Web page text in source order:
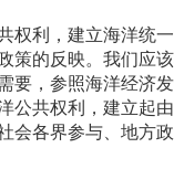
权利，建立海洋统
策的反映。我们应
要，参照海洋经济
公共权利，建立起
会各界参与、地方